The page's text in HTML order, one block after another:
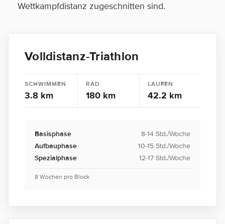
Wettkampfdistanz zugeschnitten sind.
Volldistanz-Triathlon
SCHWIMMEN
3.8 km
RAD
180 km
LAUFEN
42.2 km
Basisphase
8-14 Std./Woche
Aufbauphase
10-15 Std./Woche
Spezialphase
12-17 Std./Woche
8 Wochen pro Block